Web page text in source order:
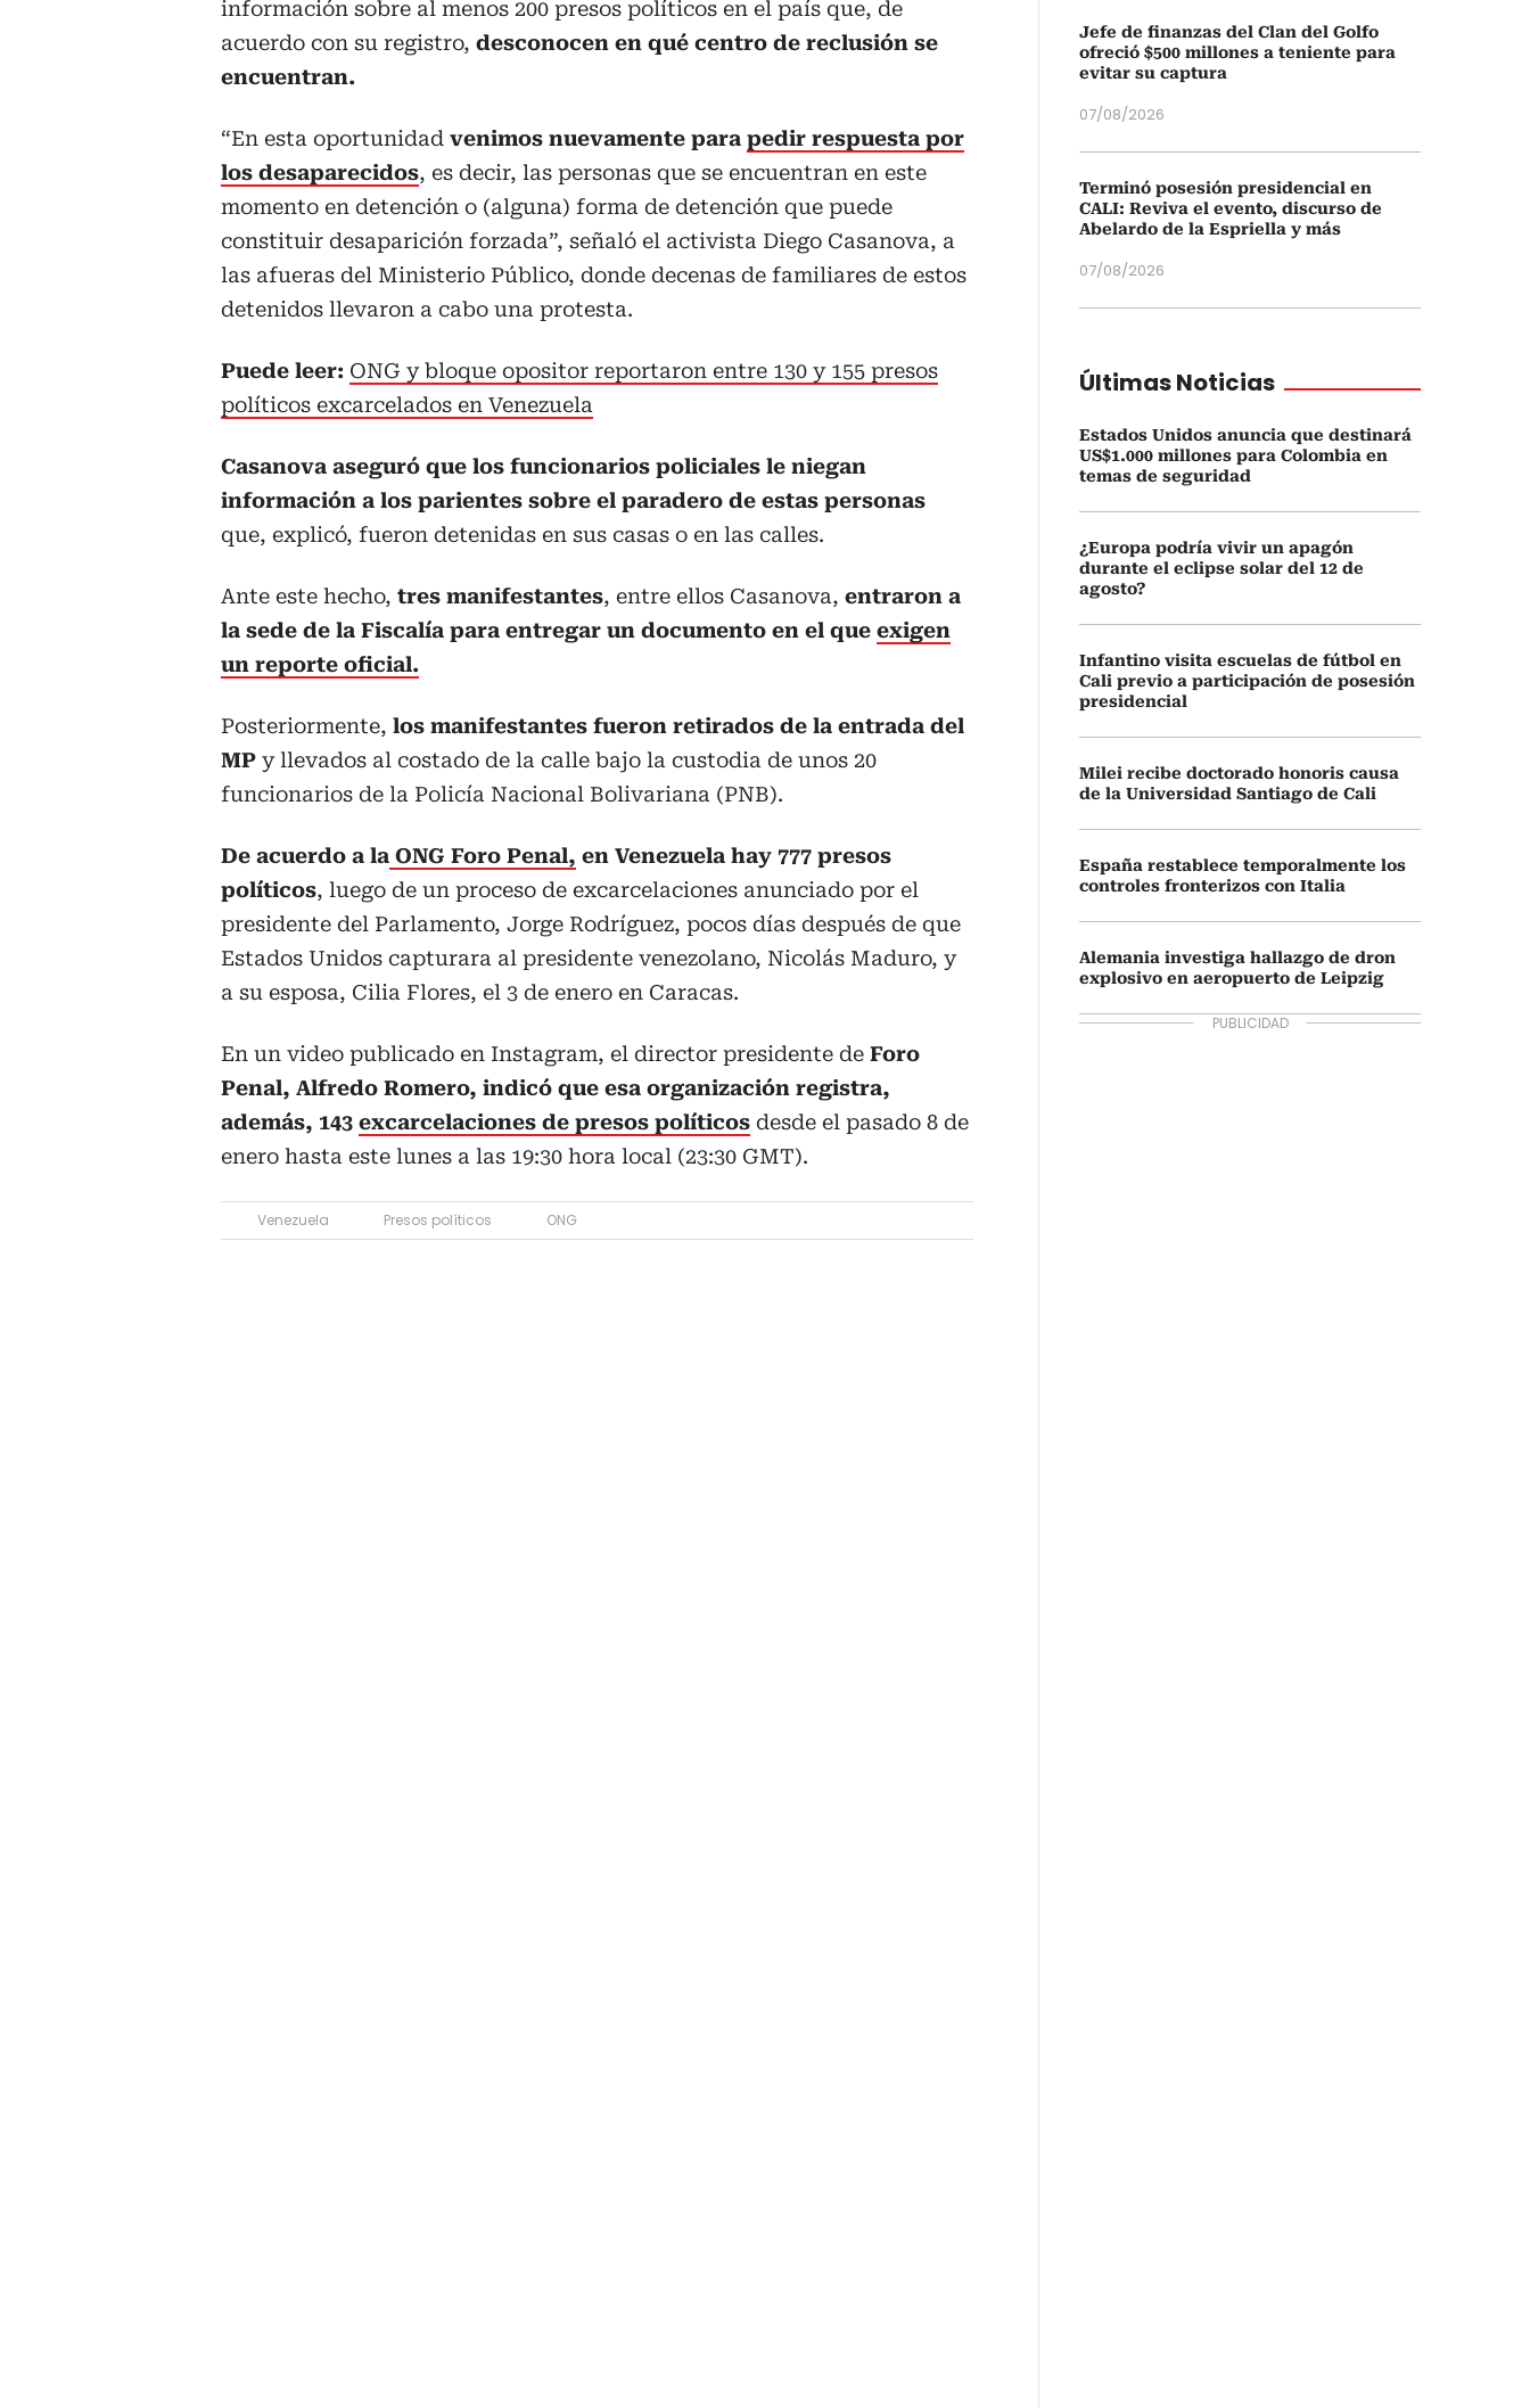
información sobre al menos 200 presos políticos en el país que, de
acuerdo con su registro, desconocen en qué centro de reclusión se
encuentran.
“En esta oportunidad venimos nuevamente para pedir respuesta por
los desaparecidos, es decir, las personas que se encuentran en este
momento en detención o (alguna) forma de detención que puede
constituir desaparición forzada”, señaló el activista Diego Casanova, a
las afueras del Ministerio Público, donde decenas de familiares de estos
detenidos llevaron a cabo una protesta.
Puede leer: ONG y bloque opositor reportaron entre 130 y 155 presos
políticos excarcelados en Venezuela
Casanova aseguró que los funcionarios policiales le niegan
información a los parientes sobre el paradero de estas personas
que, explicó, fueron detenidas en sus casas o en las calles.
Ante este hecho, tres manifestantes, entre ellos Casanova, entraron a
la sede de la Fiscalía para entregar un documento en el que exigen
un reporte oficial.
Posteriormente, los manifestantes fueron retirados de la entrada del
MP y llevados al costado de la calle bajo la custodia de unos 20
funcionarios de la Policía Nacional Bolivariana (PNB).
De acuerdo a la ONG Foro Penal, en Venezuela hay 777 presos
políticos, luego de un proceso de excarcelaciones anunciado por el
presidente del Parlamento, Jorge Rodríguez, pocos días después de que
Estados Unidos capturara al presidente venezolano, Nicolás Maduro, y
a su esposa, Cilia Flores, el 3 de enero en Caracas.
En un video publicado en Instagram, el director presidente de Foro
Penal, Alfredo Romero, indicó que esa organización registra,
además, 143 excarcelaciones de presos políticos desde el pasado 8 de
enero hasta este lunes a las 19:30 hora local (23:30 GMT).
Venezuela Presos políticos ONG
Jefe de finanzas del Clan del Golfo
ofreció $500 millones a teniente para
evitar su captura
07/08/2026
Terminó posesión presidencial en
CALI: Reviva el evento, discurso de
Abelardo de la Espriella y más
07/08/2026
Últimas Noticias
Estados Unidos anuncia que destinará
US$1.000 millones para Colombia en
temas de seguridad
¿Europa podría vivir un apagón
durante el eclipse solar del 12 de
agosto?
Infantino visita escuelas de fútbol en
Cali previo a participación de posesión
presidencial
Milei recibe doctorado honoris causa
de la Universidad Santiago de Cali
España restablece temporalmente los
controles fronterizos con Italia
Alemania investiga hallazgo de dron
explosivo en aeropuerto de Leipzig